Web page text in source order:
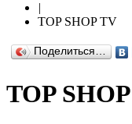
|
TOP SHOP TV
Поделиться…
TOP